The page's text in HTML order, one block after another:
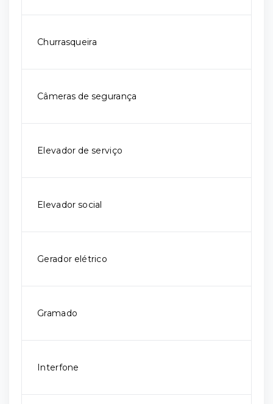
Churrasqueira
Câmeras de segurança
Elevador de serviço
Elevador social
Gerador elétrico
Gramado
Interfone